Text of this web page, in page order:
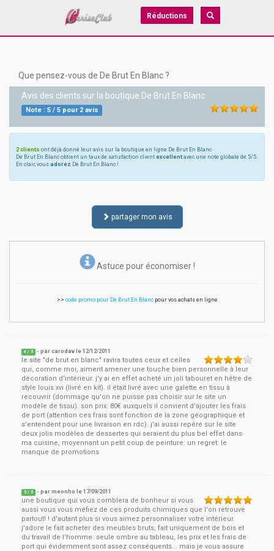
Réductions
Que pensez-vous de De Brut En Blanc ?
Avis des clients sur la boutique De Brut En Blanc
Note : 5/ 5pour 2avis
2 clients ont déjà donné leur avis sur la boutique en ligne De Brut En Blanc
De Brut En Blanc obtient un taux de satisfaction client excellent avec une note globale de 5/5.
En clair, vous adorez De Brut En Blanc !
partager mon avis
Astuce pour économiser !
>> code promo pour De Brut En Blancpour vos achats en ligne
4 / 5 - parcarodav le12/12/2011
le site "de brut en blanc" ravira toutes ceux et celles
qui, comme moi, aiment amener une touche bien personnelle à leur
décoration d'intérieur. j'y ai en effet acheté un joli tabouret en hêtre de
style louis xvi (livré en kit). il était livré avec une galette en tissu à
recouvrir (dommage qu'on ne puisse pas choisir sur le site un
modèle de tissu). son prix: 80€ auxquels il convient d'ajouter les frais
de port (attention ces frais sont fonction de la zone géographique et
s'entendent pour une livraison en rdc). j'ai aussi repéré sur le site
deux jolis modèles de dessertes qui seraient du plus bel effet dans
ma cuisine, moyennant un petit coup de peinture. un regret: le
manque de promotions
5 / 5 - parmeonho le17/09/2011
une boutique qui vous comblera de bonheur si vous
aussi vous vous méfiez de ces produits chimiques que l'on retrouve
partout! ! d'autant plus si vous aimez personnaliser votre intérieur.
j'adore le fait acheter des meubles bruts, fait uniquement de bois et
du travail de l'homme. seule ombre au tableau, les prix et les frais de
port qui évidemment sont assez conséquents... mais je vous assure